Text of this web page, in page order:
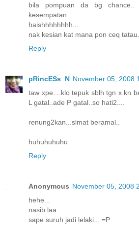
bila pompuan da bg
kesempatan..
haishhhhhhhh...
nak kesian kat mana pon ceq
Reply
pRincESs_N November 05, 2008
taw xpe....klo tepuk sblh tgn x kn
L gatal..ade P gatal..so hati2....
renung2kan...slmat beramal..
huhuhuhuhu
Reply
Anonymous November 05, 2008
hehe...
nasib laa..
sape suruh jadi lelaki... =P